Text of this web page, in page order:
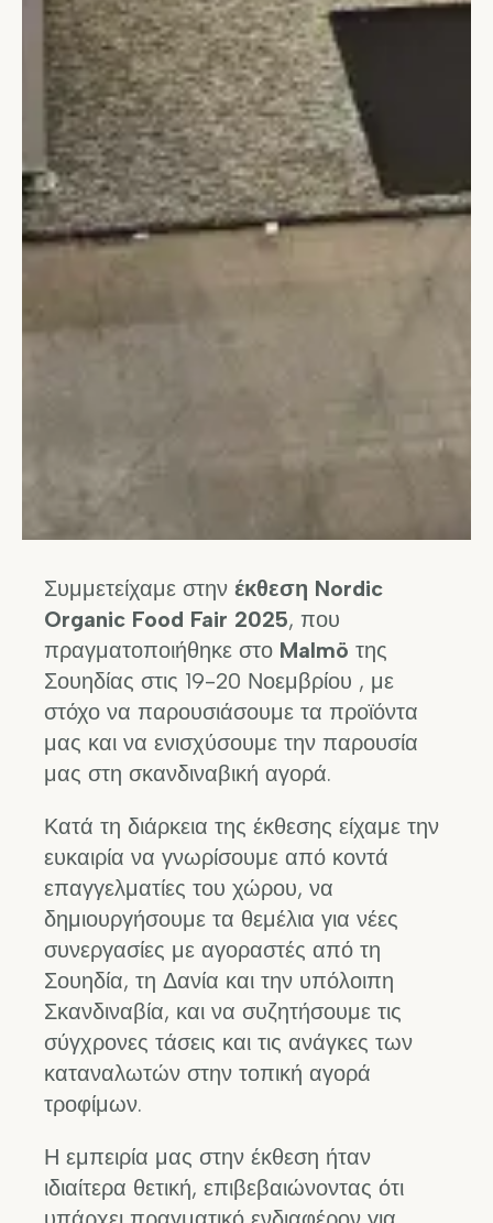
Συμμετείχαμε στην έκθεση Nordic
Organic Food Fair 2025, που
πραγματοποιήθηκε στο Malmö της
Σουηδίας στις 19-20 Νοεμβρίου , με
στόχο να παρουσιάσουμε τα προϊόντα
μας και να ενισχύσουμε την παρουσία
μας στη σκανδιναβική αγορά.
Κατά τη διάρκεια της έκθεσης είχαμε την
ευκαιρία να γνωρίσουμε από κοντά
επαγγελματίες του χώρου, να
δημιουργήσουμε τα θεμέλια για νέες
συνεργασίες με αγοραστές από τη
Σουηδία, τη Δανία και την υπόλοιπη
Σκανδιναβία, και να συζητήσουμε τις
σύγχρονες τάσεις και τις ανάγκες των
καταναλωτών στην τοπική αγορά
τροφίμων.
Η εμπειρία μας στην έκθεση ήταν
ιδιαίτερα θετική, επιβεβαιώνοντας ότι